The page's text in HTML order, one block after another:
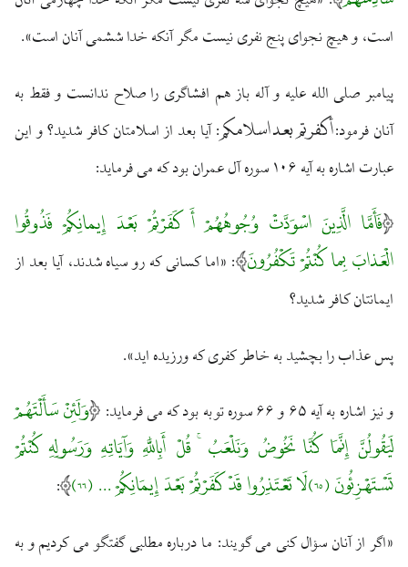
است، و هيچ نجواى پنج نفرى نيست مگر آنكه خدا ششمى آنان است».
پيامبر صلى الله عليه و آله باز هم افشاگرى را صلاح ندانست و فقط به
آنان فرمود:أ كفرتم بعد اسلامكم: آيا بعد از اسلامتان كافر شديد؟ و اين
عبارت اشاره به آيه ۱۰۶ سوره آل عمران بود كه مى ‏فرمايد:
فَأَمَّا الَّذِينَ اسْوَدَّتْ وُجُوهُهُمْ أَ كَفَرْتُمْ بَعْدَ إِيمانِكُمْ فَذُوقُوا
الْعَذابَ بِما كُنْتُمْ تَكْفُرُونَ : «اما كسانى كه رو سياه شدند، آيا بعد از
ايمانتان كافر شديد؟
پس عذاب را بچشيد به خاطر كفرى كه ورزيده‏ ايد».
و نيز اشاره به آيه ۶۵ و ۶۶ سوره توبه بود كه مى ‏فرمايد:
وَلَئِنْ سَأَلْتَهُمْ
لَيَقُولُنَّ إِنَّمَا كُنَّا نَخُوضُ وَنَلْعَبُ ۚ قُلْ أَبِاللَّهِ وَآيَاتِهِ وَرَسُولِهِ كُنْتُمْ
تَسْتَهْزِئُونَ ﴿٦٥﴾لَا تَعْتَذِرُوا قَدْ كَفَرْتُمْ بَعْدَ إِيمَانِكُمْ ... ﴿٦٦﴾
:
«اگر از آنان سؤال كنى مى‏ گويند: ما درباره مطلبى گفتگو مى‏ كرديم و به